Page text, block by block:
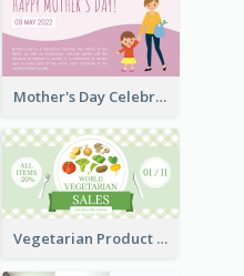
Mother's Day Celebration Twitter Post
Vegetarian Product Discount Twitter Post